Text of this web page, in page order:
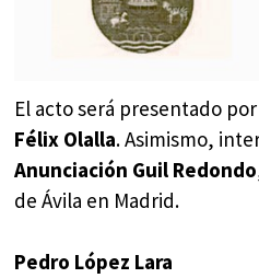
El acto será presentado
Félix Olalla. Asimismo,
Anunciación Guil Redondo
de Ávila en Madrid.
Pedro López Lara